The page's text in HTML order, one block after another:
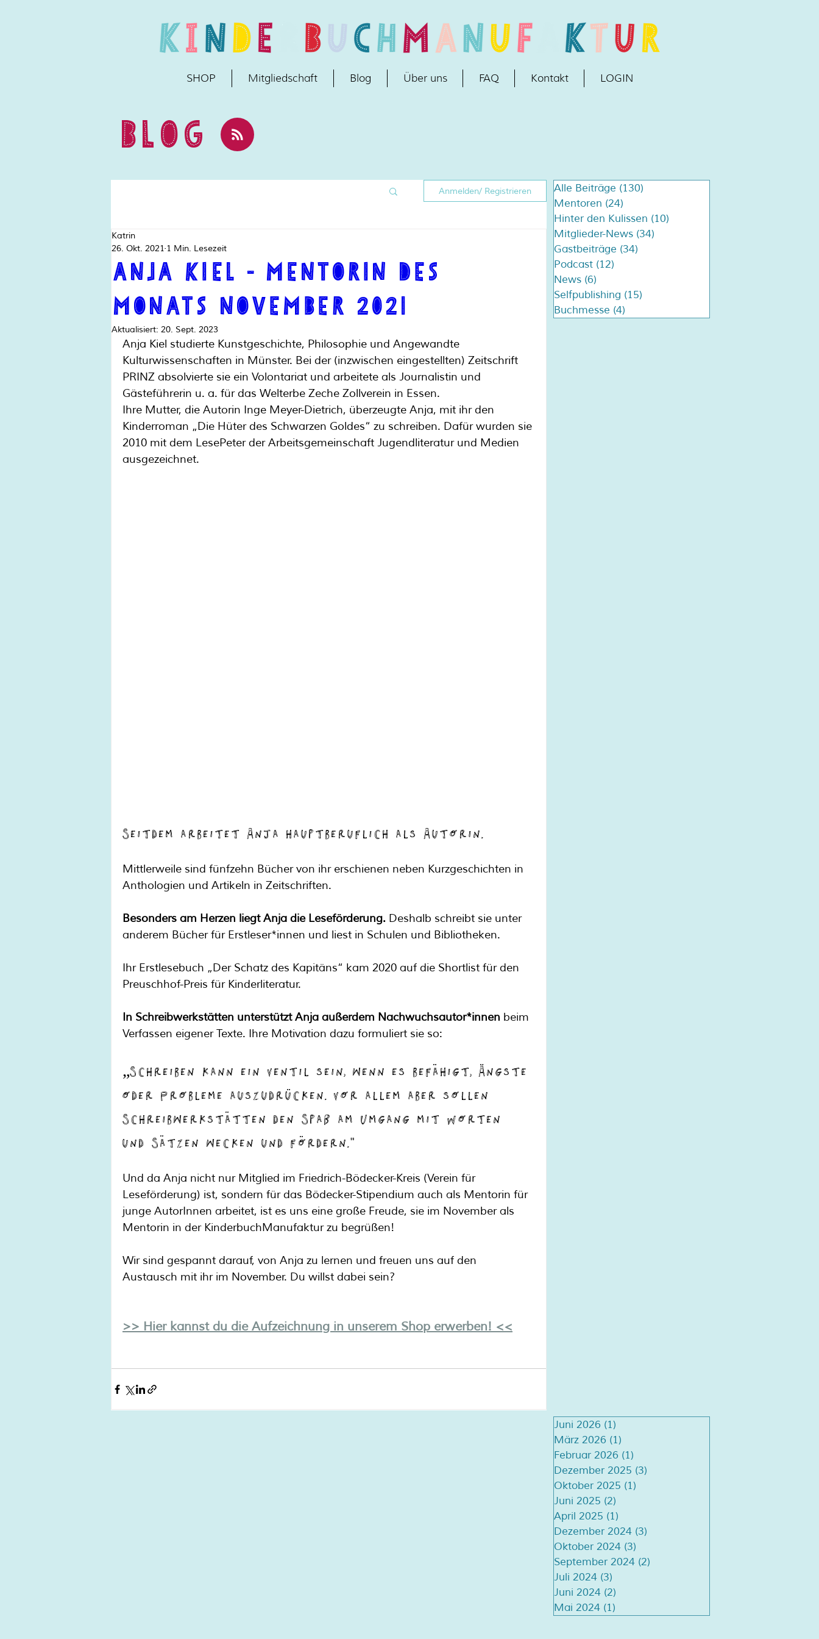
SHOP Mitgliedschaft Blog Über uns FAQ Kontakt LOGIN
BLOG
Anmelden/ Registrieren
Anja Kiel - Mentorin des
Monats November 2021
Katrin
26. Okt. 2021 1 Min. Lesezeit
Aktualisiert: 20. Sept. 2023
Anja Kiel studierte Kunstgeschichte, Philosophie und Angewandte
Kulturwissenschaften in Münster. Bei der (inzwischen eingestellten) Zeitschrift
PRINZ absolvierte sie ein Volontariat und arbeitete als Journalistin und
Gästeführerin u. a. für das Welterbe Zeche Zollverein in Essen.
Ihre Mutter, die Autorin Inge Meyer-Dietrich, überzeugte Anja, mit ihr den
Kinderroman „Die Hüter des Schwarzen Goldes“ zu schreiben. Dafür wurden sie
2010 mit dem LesePeter der Arbeitsgemeinschaft Jugendliteratur und Medien
ausgezeichnet.
Seitdem arbeitet Anja hauptberuflich als Autorin.
Mittlerweile sind fünfzehn Bücher von ihr erschienen neben Kurzgeschichten in
Anthologien und Artikeln in Zeitschriften.
Besonders am Herzen liegt Anja die Leseförderung. Deshalb schreibt sie unter
anderem Bücher für Erstleser*innen und liest in Schulen und Bibliotheken.
Ihr Erstlesebuch „Der Schatz des Kapitäns“ kam 2020 auf die Shortlist für den
Preuschhof-Preis für Kinderliteratur.
In Schreibwerkstätten unterstützt Anja außerdem Nachwuchsautor*innen beim
Verfassen eigener Texte. Ihre Motivation dazu formuliert sie so:
„Schreiben kann ein Ventil sein, wenn es befähigt, Ängste
oder Probleme auszudrücken. Vor allem aber sollen
Schreibwerkstätten den Spaß am Umgang mit Worten
und Sätzen wecken und fördern.“
Und da Anja nicht nur Mitglied im Friedrich-Bödecker-Kreis (Verein für
Leseförderung) ist, sondern für das Bödecker-Stipendium auch als Mentorin für
junge AutorInnen arbeitet, ist es uns eine große Freude, sie im November als
Mentorin in der KinderbuchManufaktur zu begrüßen!
Wir sind gespannt darauf, von Anja zu lernen und freuen uns auf den
Austausch mit ihr im November. Du willst dabei sein?
>> Hier kannst du die Aufzeichnung in unserem Shop erwerben! <<
Alle Beiträge (130)
Mentoren (24)
Hinter den Kulissen (10)
Mitglieder-News (34)
Gastbeiträge (34)
Podcast (12)
News (6)
Selfpublishing (15)
Buchmesse (4)
Juni 2026 (1)
März 2026 (1)
Februar 2026 (1)
Dezember 2025 (3)
Oktober 2025 (1)
Juni 2025 (2)
April 2025 (1)
Dezember 2024 (3)
Oktober 2024 (3)
September 2024 (2)
Juli 2024 (3)
Juni 2024 (2)
Mai 2024 (1)